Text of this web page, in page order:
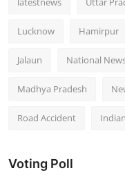
Lucknow Hamirpur
Jalaun National
Madhya Pradesh
Road Accident
Voting Poll